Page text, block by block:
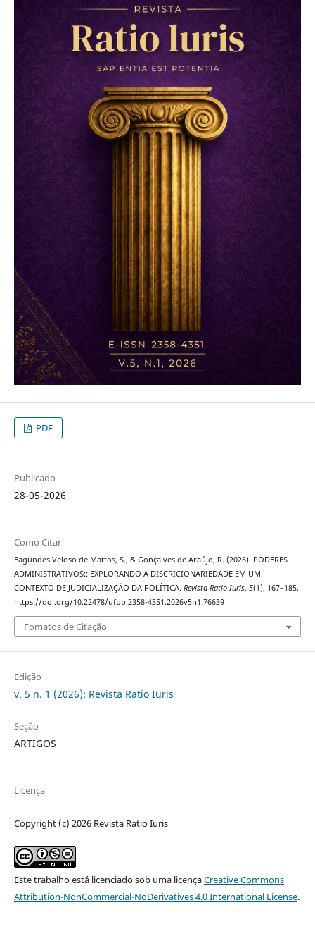
PDF
Publicado
28-05-2026
Como Citar
Fagundes Veloso de Mattos, S., & Gonçalves de Araújo, R. (2026). PODERES
ADMINISTRATIVOS:: EXPLORANDO A DISCRICIONARIEDADE EM UM
CONTEXTO DE JUDICIALIZAÇÃO DA POLÍTICA. Revista Ratio Iuris, 5(1), 167–185.
https://doi.org/10.22478/ufpb.2358-4351.2026v5n1.76639
Fomatos de Citação
Edição
v. 5 n. 1 (2026): Revista Ratio Iuris
Seção
ARTIGOS
Licença
Copyright (c) 2026 Revista Ratio Iuris
Este trabalho está licenciado sob uma licençaCreative Commons
Attribution-NonCommercial-NoDerivatives 4.0 International License.